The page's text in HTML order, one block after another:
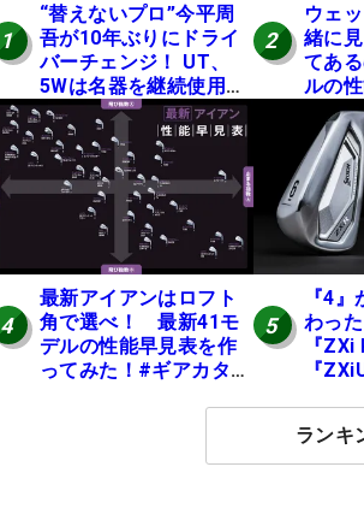
1
“替えないプロ”今平周
吾が10年ぶりにドライ
バーチェンジ！ UT、
5Wは名器を継続使用
中 #男子プロセッティ
ング
2
ウェ
緒に
てあ
ルの
てみ
2026
4
最新アイアンはロフト
角で選べ！ 最新41モ
デルの性能早見表を作
ってみた！#ギアカタロ
5
『4
わっ
『
『
ランキ